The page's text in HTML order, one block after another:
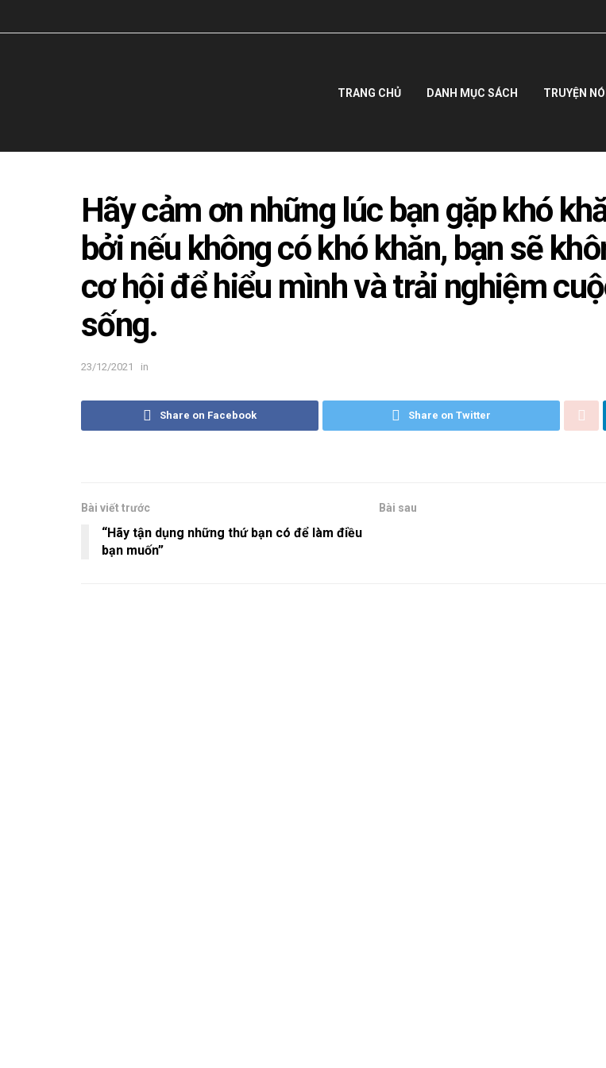
TRANG CHỦ DANH MỤC SÁCH TRUYỆN
Hãy cảm ơn những lúc bạn gặp khó
bởi nếu không có khó khăn, bạn sẽ
cơ hội để hiểu mình và trải nghiệm
sống.
23/12/2021 in
Share on Facebook Share on Twitter
Bài viết trước
“Hãy tận dụng những thứ bạn có để làm điều
bạn muốn”
Bài sau